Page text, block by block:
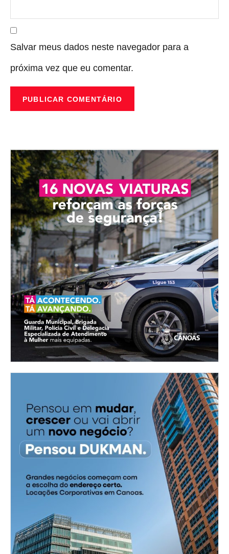
Salvar meus dados neste navegador para a
próxima vez que eu comentar.